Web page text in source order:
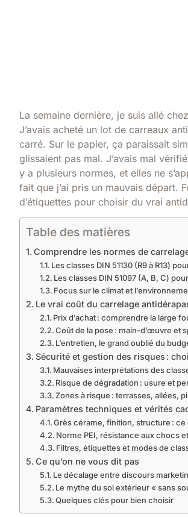
La semaine dernière, je suis allé
J’avais acheté un lot de carreaux
carré. Sur le papier, ça paraissait
glissaient pas mal. J’avais mal
y a plusieurs normes, et elles ne
fait que j’ai pris un mauvais départ.
d’étiquettes pour choisir du vrai
Table des matières
Comprendre les normes de
Les classes DIN 51130 (R9 à R13)
Les classes DIN 51097 (A, B, C)
Focus sur le climat et
Le vrai coût du carrelage
Prix d’achat : comprendre la large
Coût de la pose : main-d’œuvre et
L’entretien, le grand oublié du
Sécurité et gestion des risques :
Mauvaises interprétations des
Risque de dégradation : usure et
Zones à risque : terrasses, allées,
Paramètres techniques et vérités
Grès cérame, finition, structure :
Norme PEI, résistance aux chocs
Filtres, étiquettes et modes de
Ce qu’on ne vous dit pas
Le décalage entre discours
Le mythe du sol extérieur « sans
Quelques clés pour bien choisir